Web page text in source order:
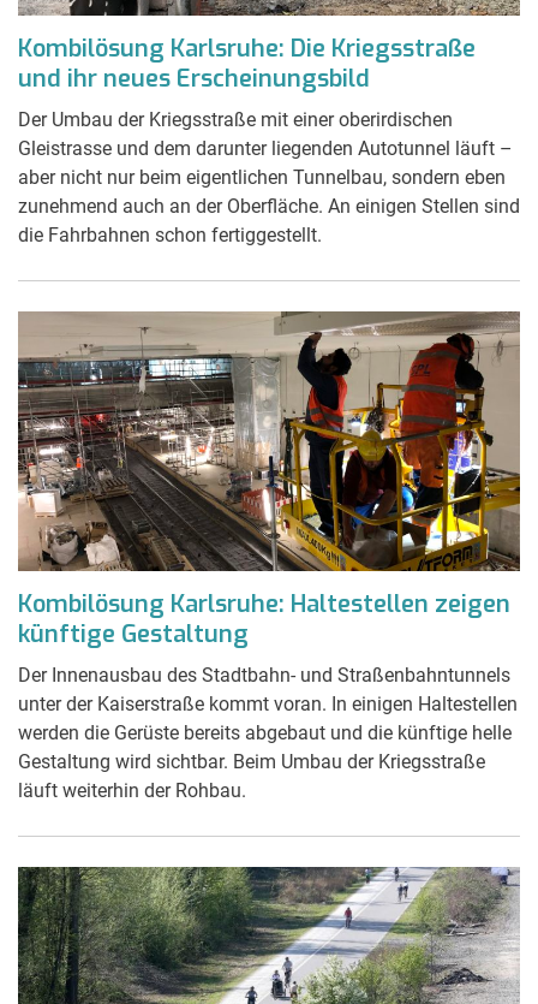
Kombilösung Karlsruhe: Die Kriegsstraße
und ihr neues Erscheinungsbild
Der Umbau der Kriegsstraße mit einer oberirdischen
Gleistrasse und dem darunter liegenden Autotunnel läuft –
aber nicht nur beim eigentlichen Tunnelbau, sondern eben
zunehmend auch an der Oberfläche. An einigen Stellen sind
die Fahrbahnen schon fertiggestellt.
Kombilösung Karlsruhe: Haltestellen zeigen
künftige Gestaltung
Der Innenausbau des Stadtbahn- und Straßenbahntunnels
unter der Kaiserstraße kommt voran. In einigen Haltestellen
werden die Gerüste bereits abgebaut und die künftige helle
Gestaltung wird sichtbar. Beim Umbau der Kriegsstraße
läuft weiterhin der Rohbau.